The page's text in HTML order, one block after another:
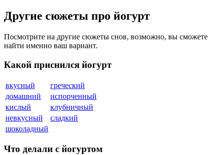
Другие сюжеты про йогурт
Посмотрите на другие сюжеты снов, возможно, вы сможете
найти именно ваш вариант.
Какой приснился йогурт
вкусный
греческий
домашний
испорченный
кислый
клубничный
невкусный
сладкий
шоколадный
Что делали с йогуртом